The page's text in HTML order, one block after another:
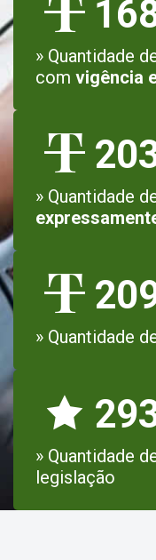
» Quantidade
com vigência
» Quantidade
» Quantidade
» Quantidade
legislação